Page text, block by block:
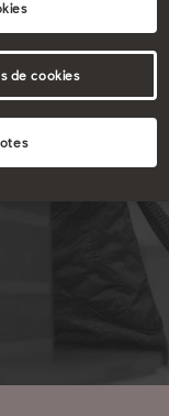
de cookies